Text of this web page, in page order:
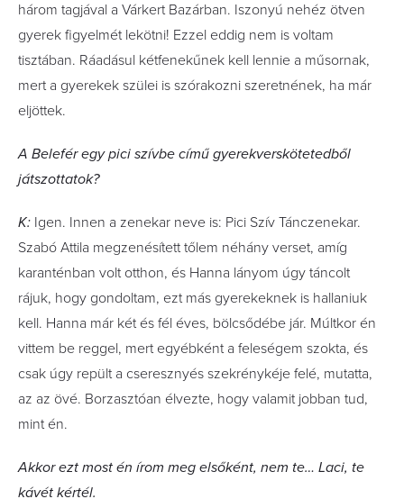
három tagjával a Várkert Bazárban. Iszonyú nehéz ötven
gyerek figyelmét lekötni! Ezzel eddig nem is voltam
tisztában. Ráadásul kétfenekűnek kell lennie a műsornak,
mert a gyerekek szülei is szórakozni szeretnének, ha már
eljöttek.
A Belefér egy pici szívbe című gyerekverskötetedből
játszottatok?
K: Igen. Innen a zenekar neve is: Pici Szív Tánczenekar.
Szabó Attila megzenésített tőlem néhány verset, amíg
karanténban volt otthon, és Hanna lányom úgy táncolt
rájuk, hogy gondoltam, ezt más gyerekeknek is hallaniuk
kell. Hanna már két és fél éves, bölcsődébe jár. Múltkor én
vittem be reggel, mert egyébként a feleségem szokta, és
csak úgy repült a cseresznyés szekrénykéje felé, mutatta,
az az övé. Borzasztóan élvezte, hogy valamit jobban tud,
mint én.
Akkor ezt most én írom meg elsőként, nem te… Laci, te
kávét kértél.